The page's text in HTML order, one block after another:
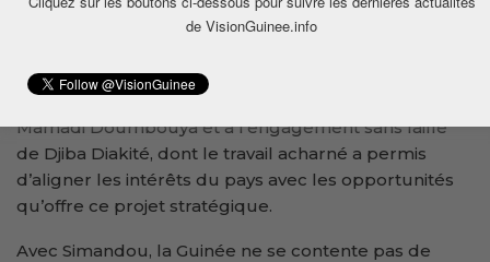
politique forte et une gestion rigoureuse. Si la Guinée
incontournable dans le domaine du fer, c’est en
grande partie grâce au leadership du Général
Mamadi Doumbouya et à l’engagement sans faille
de Djiba Diakité, dont le travail acharné a permis
d’aligner les intérêts du pays avec les opportunités
qu’offre ce projet stratégique.
Avec Simandou, la Guinée ne se contente pas de
de VisionGuinee.info